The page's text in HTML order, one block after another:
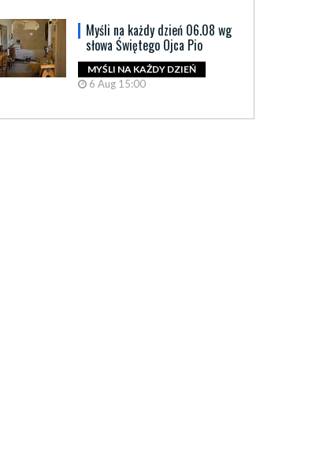
Myśli na każdy dzień 06.08 wg
słowa Świętego Ojca Pio
MYŚLI NA KAŻDY DZIEŃ
6 Aug 15:00